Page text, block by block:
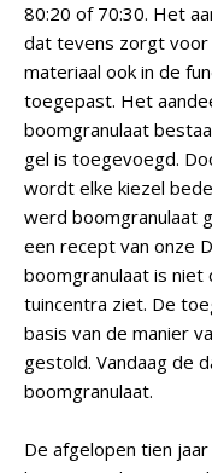
80:20 of 70:30. Het
dat tevens zorgt
materiaal ook in de
toegepast. Het
boomgranulaat
gel is toegevoegd.
wordt elke kiezel
werd boomgranulaat
een recept van onze
boomgranulaat is niet
tuincentra ziet. De
basis van de manier
gestold. Vandaag de
boomgranulaat.
De afgelopen tien